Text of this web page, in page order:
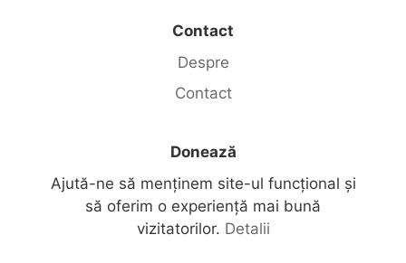
Contact
Despre
Contact
Donează
Ajută-ne să menținem site-ul funcțional și
să oferim o experiență mai bună
vizitatorilor. Detalii